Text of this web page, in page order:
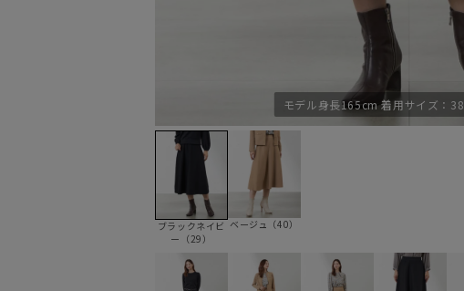
モデル身長165cm 着用サイズ：38
ブラックネイビ
ー（29）
ベージュ（40）